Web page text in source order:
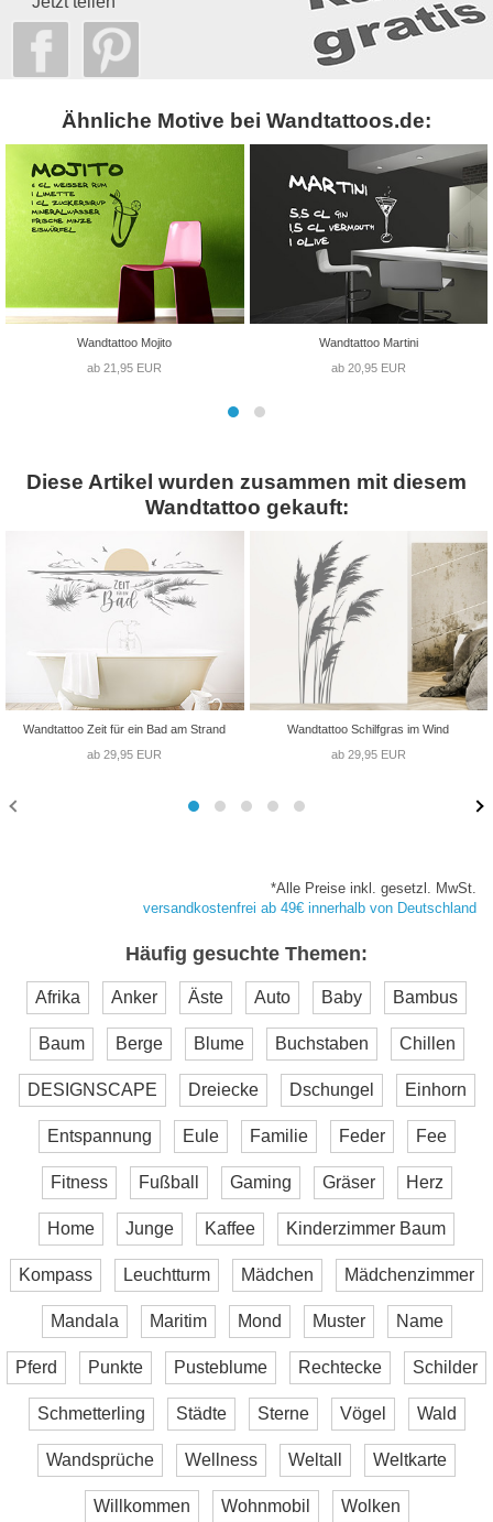
Ähnliche Motive bei Wandtattoos.de:
Wandtattoo Mojito
ab 21,95 EUR
Wandtattoo Martini
ab 20,95 EUR
Diese Artikel wurden zusammen mit diesem
Wandtattoo gekauft:
Wandtattoo Zeit für ein Bad am Strand
ab 29,95 EUR
Wandtattoo Schilfgras im Wind
ab 29,95 EUR
*Alle Preise inkl. gesetzl. MwSt.
versandkostenfrei ab 49€ innerhalb von Deutschland
Häufig gesuchte Themen:
Afrika Anker Äste Auto Baby Bambus
Baum Berge Blume Buchstaben Chillen
DESIGNSCAPE Dreiecke Dschungel Einhorn
Entspannung Eule Familie Feder Fee
Fitness Fußball Gaming Gräser Herz
Home Junge Kaffee Kinderzimmer Baum
Kompass Leuchtturm Mädchen Mädchenzimmer
Mandala Maritim Mond Muster Name
Pferd Punkte Pusteblume Rechtecke Schilder
Schmetterling Städte Sterne Vögel Wald
Wandsprüche Wellness Weltall Weltkarte
Willkommen Wohnmobil Wolken